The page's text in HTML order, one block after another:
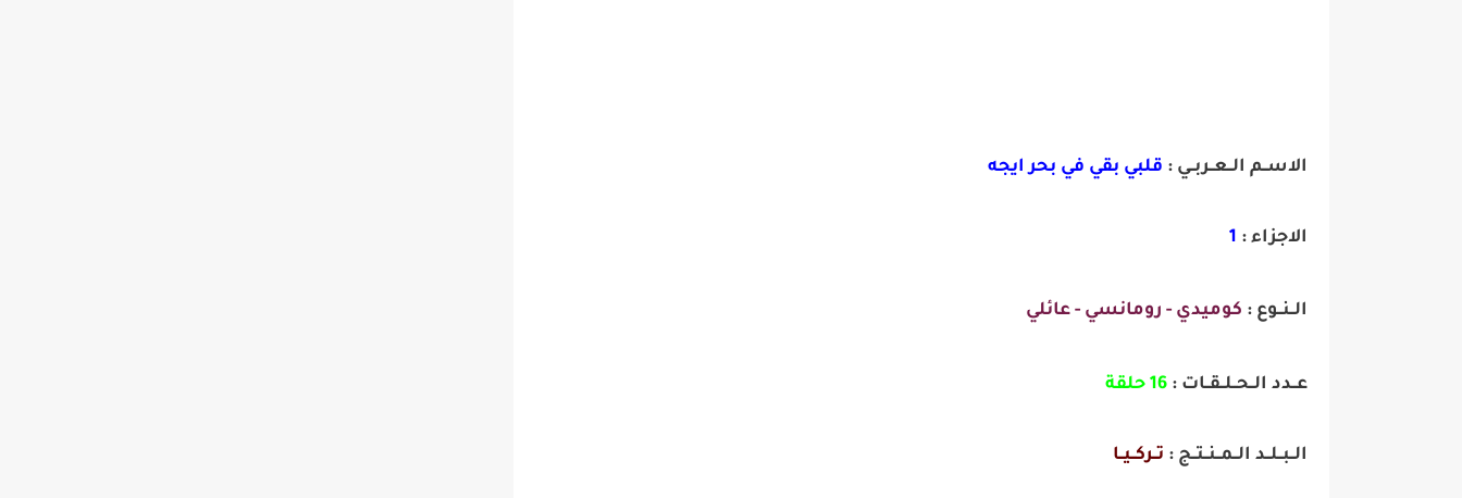
الاســم الــعــربــي : قلبي بقي في بحر ايجه
الاجزاء : 1
الــنــوع : كوميدي - رومانسي - عائلي
عــدد الــحــلــقــات : 16 حلقة
الــبــلــد الــمــنــتــج : تــركــيــا